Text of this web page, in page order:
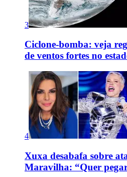
3
Ciclone-bomba: veja
de ventos fortes no
4
Xuxa desabafa sobre
Maravilha: “Quer